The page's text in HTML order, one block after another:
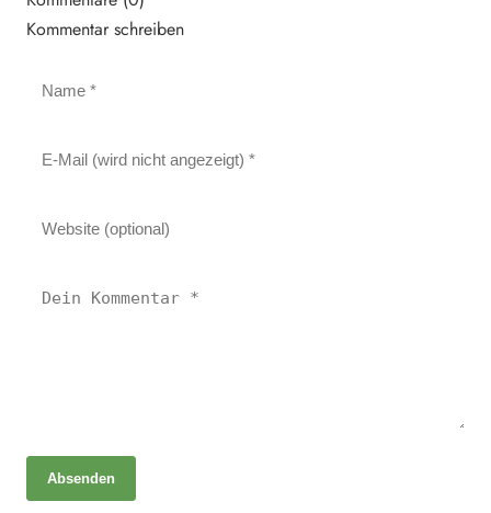
Kommentar schreiben
Absenden
24. April 2025